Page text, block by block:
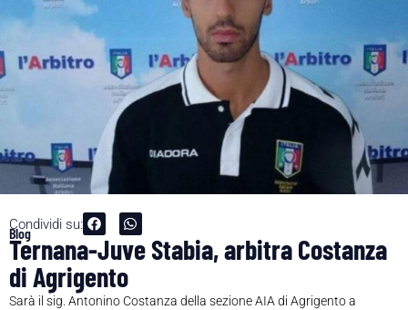
Condividi su:
Blog
Ternana-Juve Stabia, arbitra Costanza
di Agrigento
Sarà il sig. Antonino Costanza della sezione AIA di Agrigento a